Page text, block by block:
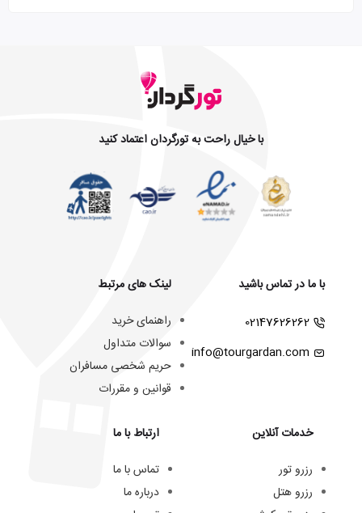
با خیال راحت به تورگردان اعتماد کنید
با ما در تماس باشید
02147626262
info@tourgardan.com
خدمات آنلاین
رزرو تور
رزرو هتل
لینک های مرتبط
راهنمای خرید
سوالات متداول
حریم شخصی مسافران
قوانین و مقررات
ارتباط با ما
تماس با ما
درباره ما